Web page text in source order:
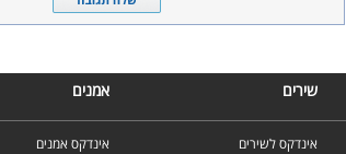
שירים אמנים
אינדקס לשירים
אינדקס אמנים